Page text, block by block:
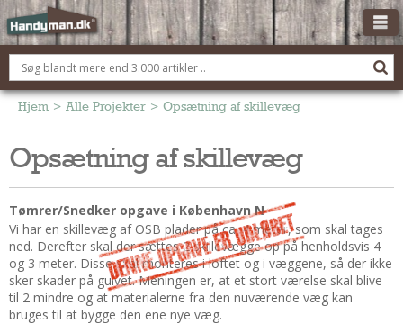
OM HANDYMAN.DK
FÅ 3 TILBUD
BOLIG KØBERÅDGIVNING
Montage Og Nybyg
Reparation Og Vedligehold
Alt Om Køkkenet
Om Materialer
Om Værktøj
Hjem > Alle Projekter > Opsætning af skillevæg
Opsætning af skillevæg
Tømrer/Snedker opgave i København N
Vi har en skillevæg af OSB plader på ca. 4 meter, som skal tages
ned. Derefter skal der sættes 2 skillevægge op på henholdsvis 4
og 3 meter. Disse skal monteres i loftet og i væggene, så der ikke
sker skader på gulvet. Meningen er, at et stort værelse skal blive
til 2 mindre og at materialerne fra den nuværende væg kan
bruges til at bygge den ene nye væg.